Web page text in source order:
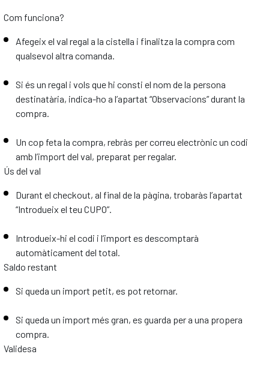
Com funciona?
Afegeix el val regal a la cistella i finalitza la compra com
qualsevol altra comanda.
Si és un regal i vols que hi consti el nom de la persona
destinatària, indica-ho a l’apartat “Observacions” durant la
compra.
Un cop feta la compra, rebràs per correu electrònic un codi
amb l’import del val, preparat per regalar.
Ús del val
Durant el checkout, al final de la pàgina, trobaràs l’apartat
“Introdueix el teu CUPO”.
Introdueix-hi el codi i l’import es descomptarà
automàticament del total.
Saldo restant
Si queda un import petit, es pot retornar.
Si queda un import més gran, es guarda per a una propera
compra.
Validesa